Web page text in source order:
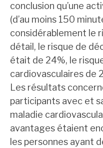
conclusion qu’une
(d’au moins 150
considérablement le
détail, le risque de
était de 24%, le
cardiovasculaires de
Les résultats
participants avec et
maladie
avantages étaient
les personnes ayant